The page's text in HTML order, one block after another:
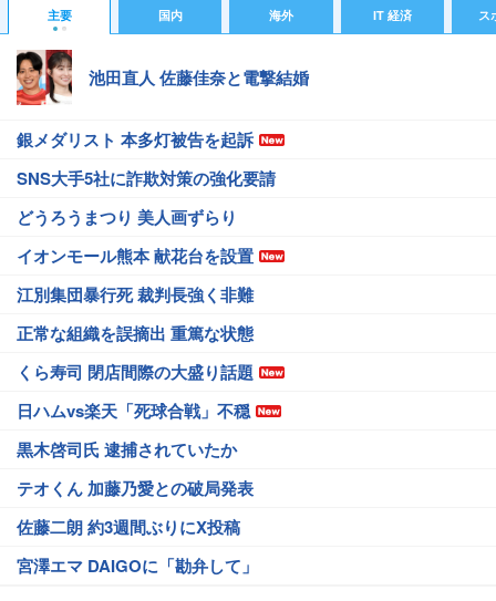
主要 国内 海外 IT 経済 ス
池田直人 佐藤佳奈と電撃結婚
銀メダリスト 本多灯被告を起訴
SNS大手5社に詐欺対策の強化要請
どうろうまつり 美人画ずらり
イオンモール熊本 献花台を設置
江別集団暴行死 裁判長強く非難
正常な組織を誤摘出 重篤な状態
くら寿司 閉店間際の大盛り話題
日ハムvs楽天「死球合戦」不穏
黒木啓司氏 逮捕されていたか
テオくん 加藤乃愛との破局発表
佐藤二朗 約3週間ぶりにX投稿
宮澤エマ DAIGOに「勘弁して」